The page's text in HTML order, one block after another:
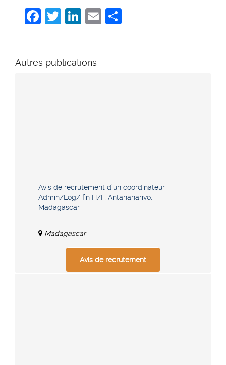
Facebook
Twitter
LinkedIn
Email
Autres publications
Avis de recrutement d’un coordinateur
Admin/Log/ fin H/F, Antananarivo,
Madagascar
Madagascar
Avis de recrutement